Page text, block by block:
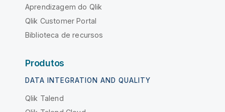
Aprendizagem do Qlik
Qlik Customer Portal
Biblioteca de recursos
Produtos
DATA INTEGRATION AND QUALITY
Qlik Talend